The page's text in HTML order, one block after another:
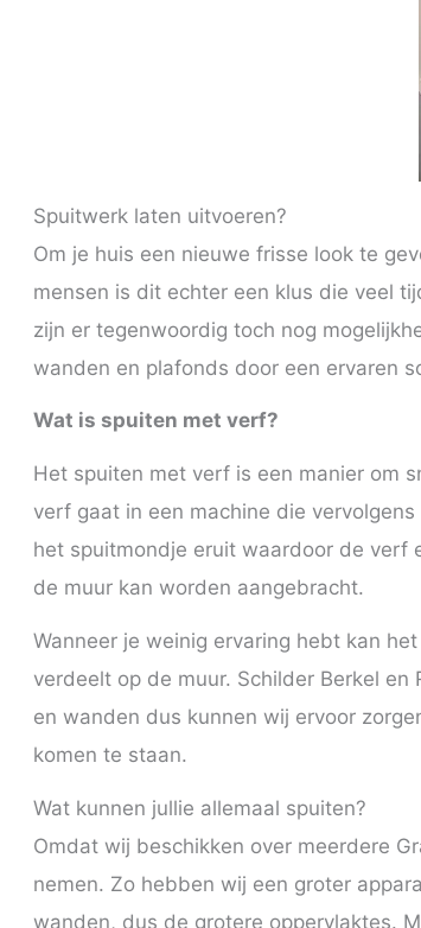
Spuitwerk laten uitvoeren?
Om je huis een nieuwe frisse look te
mensen is dit echter een klus die veel
zijn er tegenwoordig toch nog
wanden en plafonds door een ervaren
Wat is spuiten met verf?
Het spuiten met verf is een manier om
verf gaat in een machine die
het spuitmondje eruit waardoor de verf
de muur kan worden aangebracht.
Wanneer je weinig ervaring hebt kan
verdeelt op de muur. Schilder Berkel
en wanden dus kunnen wij ervoor
komen te staan.
Wat kunnen jullie allemaal spuiten?
Omdat wij beschikken over meerdere
nemen. Zo hebben wij een groter
wanden, dus de grotere oppervlaktes.